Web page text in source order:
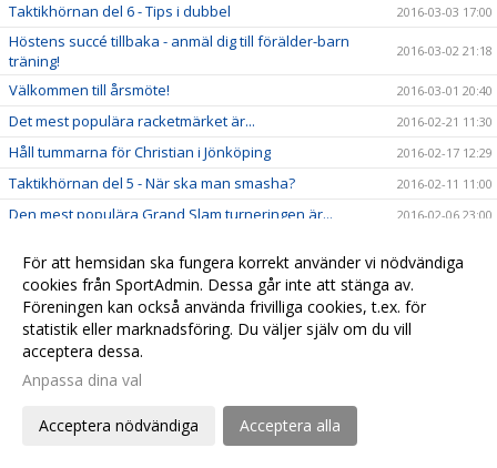
Taktikhörnan del 6 - Tips i dubbel 2016-03-03 17:00
Höstens succé tillbaka - anmäl dig till förälder-barn
träning!
2016-03-02 21:18
Välkommen till årsmöte! 2016-03-01 20:40
Det mest populära racketmärket är... 2016-02-21 11:30
Håll tummarna för Christian i Jönköping 2016-02-17 12:29
Taktikhörnan del 5 - När ska man smasha? 2016-02-11 11:00
Den mest populära Grand Slam turneringen är... 2016-02-06 23:00
spelare
2016-02-05 15:00
Rapport från University of California - Filip Bergevi på
matchdag
2016-01-30 22:13
Nu är det avgjort, den bästa banan i hallen är...
Var köper man de coolaste och bästa tennisprylarna?
Tips om ny tennisblogg från touren - Magnus Norman
Taktikhörnan del 3 - Svara på en kort boll
För att hemsidan ska fungera korrekt använder vi nödvändiga
cookies från SportAdmin. Dessa går inte att stänga av.
Föreningen kan också använda frivilliga cookies, t.ex. för
statistik eller marknadsföring. Du väljer själv om du vill
acceptera dessa.
Anpassa dina val
Acceptera nödvändiga Acceptera alla